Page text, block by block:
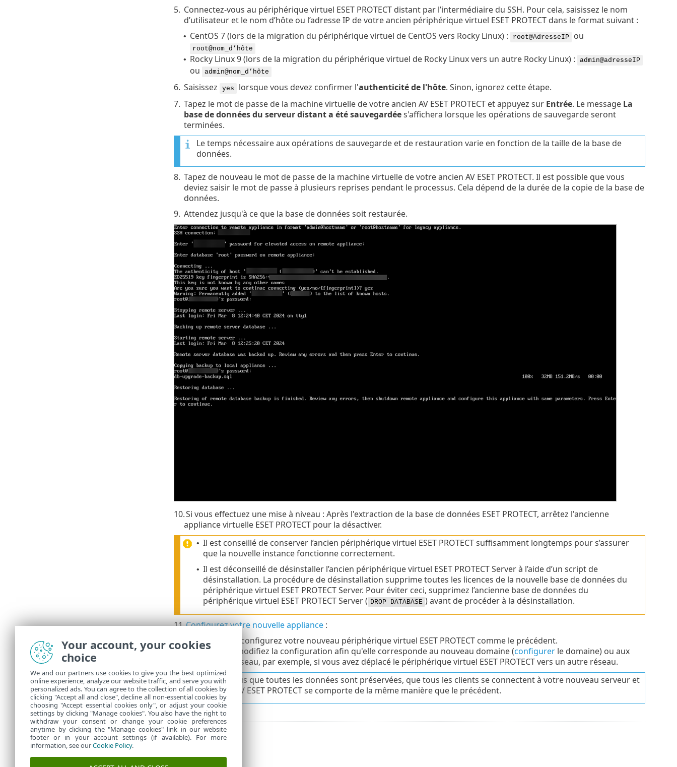
5. Connectez-vous au périphérique virtuel ESET PROTECT distant par l’intermédiaire du SSH. Pour cela, saisissez le nom
d’utilisateur et le nom d’hôte ou l’adresse IP de votre ancien périphérique virtuel ESET PROTECT dans le format suivant :
• CentOS 7 (lors de la migration du périphérique virtuel de CentOS vers Rocky Linux) : root@AdresseIP ou
root@nom_d’hôte
• Rocky Linux 9 (lors de la migration du périphérique virtuel de Rocky Linux vers un autre Rocky Linux) : admin@adresseIP
ou admin@nom_d’hôte
6. Saisissez yes lorsque vous devez confirmer l'authenticité de l'hôte. Sinon, ignorez cette étape.
7. Tapez le mot de passe de la machine virtuelle de votre ancien AV ESET PROTECT et appuyez sur Entrée. Le message La
base de données du serveur distant a été sauvegardées'affichera lorsque les opérations de sauvegarde seront
terminées.
Le temps nécessaire aux opérations de sauvegarde et de restauration varie en fonction de la taille de la base de
données.
8. Tapez de nouveau le mot de passe de la machine virtuelle de votre ancien AV ESET PROTECT. Il est possible que vous
deviez saisir le mot de passe à plusieurs reprises pendant le processus. Cela dépend de la durée de la copie de la base de
données.
9. Attendez jusqu'à ce que la base de données soit restaurée.
10.Si vous effectuez une mise à niveau : Après l'extraction de la base de données ESET PROTECT, arrêtez l'ancienne
appliance virtuelle ESET PROTECT pour la désactiver.
• Il est conseillé de conserver l’ancien périphérique virtuel ESET PROTECT suffisamment longtemps pour s’assurer
que la nouvelle instance fonctionne correctement.
• Il est déconseillé de désinstaller l’ancien périphérique virtuel ESET PROTECT Server à l’aide d’un script de
désinstallation. La procédure de désinstallation supprime toutes les licences de la nouvelle base de données du
périphérique virtuel ESET PROTECT Server. Pour éviter ceci, supprimez l’ancienne base de données du
périphérique virtuel ESET PROTECT Server ( DROP DATABASE ) avant de procéder à la désinstallation.
11.Configurez votre nouvelle appliance:
Mise à jour : configurez votre nouveau périphérique virtuel ESET PROTECT comme le précédent.
• Migration : modifiez la configuration afin qu'elle corresponde au nouveau domaine (configurerle domaine) ou aux
propriétés réseau, par exemple, si vous avez déplacé le périphérique virtuel ESET PROTECT vers un autre réseau.
Assurez-vous que toutes les données sont préservées, que tous les clients se connectent à votre nouveau serveur et
que votre AV ESET PROTECT se comporte de la même manière que le précédent.
Your account, your cookies
choice
We and our partners use cookies to give you the best optimized
online experience, analyze our website traffic, and serve you with
personalized ads. You can agree to the collection of all cookies by
clicking "Accept all and close", decline all non-essential cookies by
choosing "Accept essential cookies only", or adjust your cookie
settings by clicking "Manage cookies". You also have the right to
withdraw your consent or change your cookie preferences
anytime by clicking the "Manage cookies" link in our website
footer or in your account settings (if available). For more
information, see ourCookie Policy.